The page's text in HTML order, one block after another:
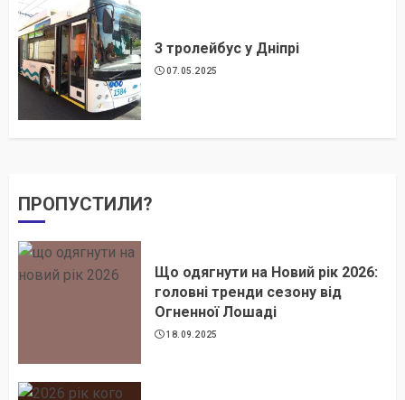
3 тролейбус у Дніпрі
07.05.2025
ПРОПУСТИЛИ?
Що одягнути на Новий рік 2026:
головні тренди сезону від
Огненної Лошаді
18.09.2025